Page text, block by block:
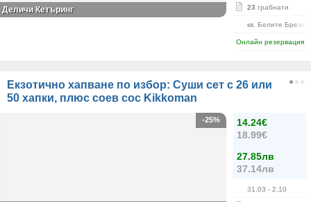
23 грабнати
кв. Белите Брези
Онлайн резервация
Деличи Кетъринг
Екзотично хапване по избор: Суши сет с 26 или
50 хапки, плюс соев сос Kikkoman
14.24€
18.99€
27.85лв
37.14лв
31.03 - 2.10
-25%